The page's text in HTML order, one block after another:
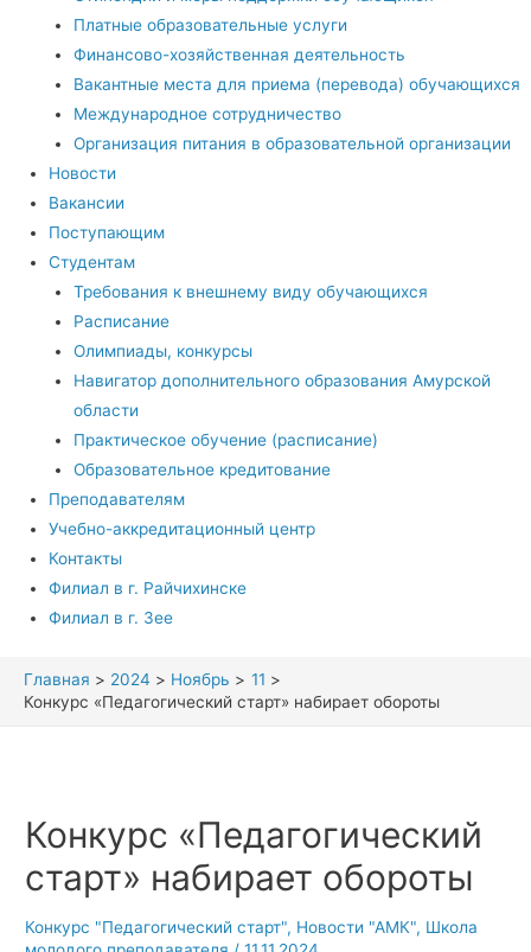
Платные образовательные услуги
Финансово-хозяйственная деятельность
Вакантные места для приема (перевода) обучающихся
Международное сотрудничество
Организация питания в образовательной организации
Новости
Вакансии
Поступающим
Студентам
Требования к внешнему виду обучающихся
Расписание
Олимпиады, конкурсы
Навигатор дополнительного образования Амурской
области
Практическое обучение (расписание)
Образовательное кредитование
Преподавателям
Учебно-аккредитационный центр
Контакты
Филиал в г. Райчихинске
Филиал в г. Зее
Главная 2024 Ноябрь
11
Конкурс «Педагогический старт» набирает обороты
Конкурс «Педагогический
старт» набирает обороты
Конкурс "Педагогический старт", Новости "АМК", Школа